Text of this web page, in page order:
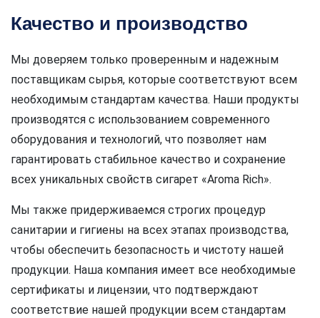
Качество и производство
Мы доверяем только проверенным и надежным
поставщикам сырья, которые соответствуют всем
необходимым стандартам качества. Наши продукты
производятся с использованием современного
оборудования и технологий, что позволяет нам
гарантировать стабильное качество и сохранение
всех уникальных свойств сигарет «Aroma Rich».
Мы также придерживаемся строгих процедур
санитарии и гигиены на всех этапах производства,
чтобы обеспечить безопасность и чистоту нашей
продукции. Наша компания имеет все необходимые
сертификаты и лицензии, что подтверждают
соответствие нашей продукции всем стандартам